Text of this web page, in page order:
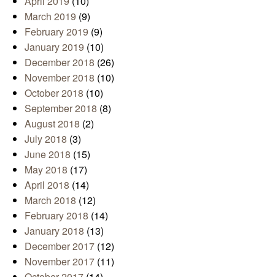
March 2019 (9)
February 2019 (9)
January 2019 (10)
December 2018 (26)
November 2018 (10)
October 2018 (10)
September 2018 (8)
August 2018 (2)
July 2018 (3)
June 2018 (15)
May 2018 (17)
April 2018 (14)
March 2018 (12)
February 2018 (14)
January 2018 (13)
December 2017 (12)
November 2017 (11)